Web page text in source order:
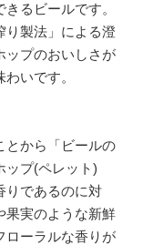
るビールです。
り製法」による澄
ップのおいしさが
いです。
とから「ビールの
ップ(ペレット)
りであるのに対
果実のような新鮮
ローラルな香りが